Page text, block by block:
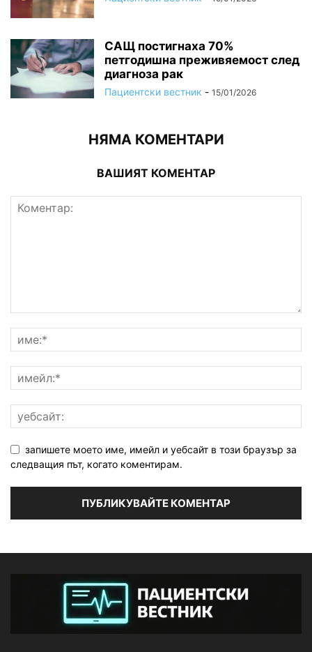
САЩ постигнаха 70%
петгодишна преживяемост след
диагноза рак
Пациентски вестник - 15/01/2026
НЯМА КОМЕНТАРИ
ВАШИЯТ КОМЕНТАР
запишете моето име, имейл и уебсайт в този браузър за
следващия път, когато коментирам.